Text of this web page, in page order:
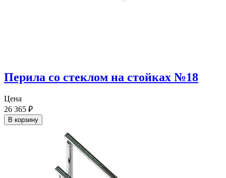
Перила со стеклом на стойках №18
Цена
26 365 ₽
В корзину